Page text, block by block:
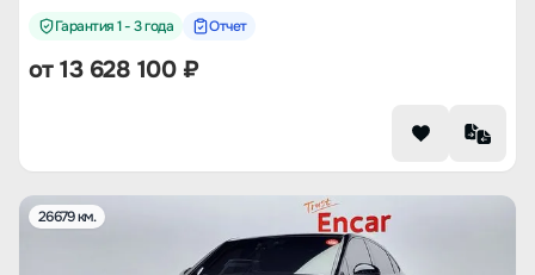
Гарантия 1 - 3 года Отчет
от13 628 100₽
26679 км.